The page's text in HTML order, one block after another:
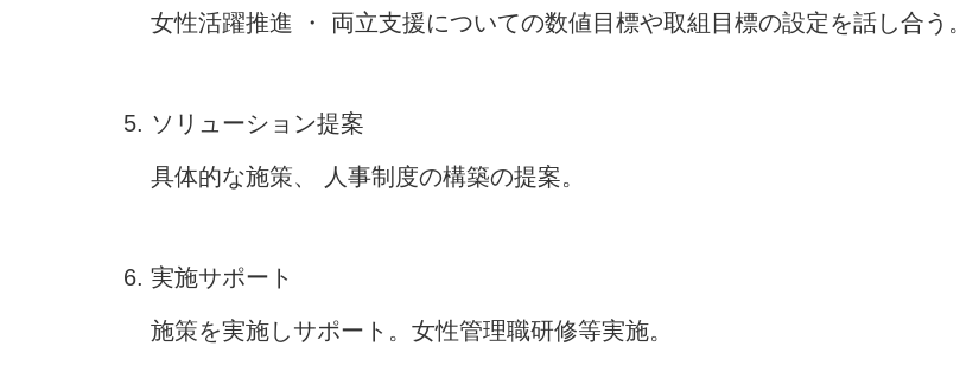
女性活躍推進 ・ 両立支援についての数値目標や取組目標の設定を話し合う。
ソリューション提案
具体的な施策、 人事制度の構築の提案。
実施サポート
施策を実施しサポート。女性管理職研修等実施。